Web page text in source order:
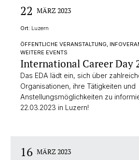
22 MÄRZ 2023
Ort: Luzern
ÖFFENTLICHE VERANSTALTUNG,
WEITERE EVENTS
International Career Day
Das EDA lädt ein, sich über
Organisationen, ihre Tätigkeiten und
Anstellungsmöglichkeiten zu
22.03.2023 in Luzern!
16 MÄRZ 2023